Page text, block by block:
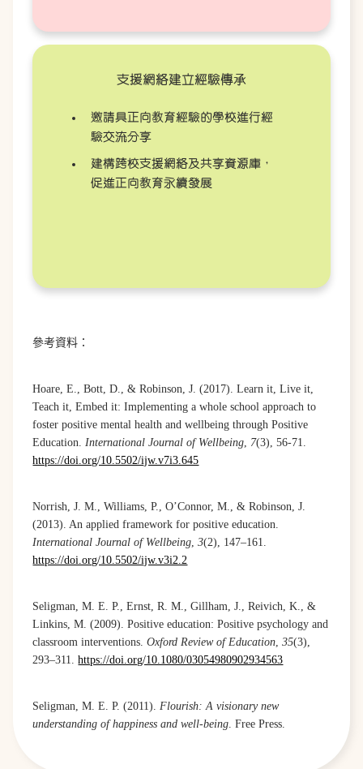
支援網絡建立經驗傳承
邀請具正向教育經驗的學校進行經
驗交流分享
建構跨校支援網絡及共享資源庫，
促進正向教育永續發展
參考資料：
Hoare, E., Bott, D., & Robinson, J. (2017). Learn it, Live it,
Teach it, Embed it: Implementing a whole school approach to
foster positive mental health and wellbeing through Positive
Education. International Journal of Wellbeing 7(3), 56-71.
https://doi.org/10.5502/ijw.v7i3.645
Norrish, J. M., Williams, P., O’Connor, M., & Robinson, J.
(2013). An applied framework for positive education.
International Journal of Wellbeing ,3(2), 147–161.
https://doi.org/10.5502/ijw.v3i2.2
Seligman, M. E. P., Ernst, R. M., Gillham, J., Reivich, K., &
Linkins, M. (2009). Positive education: Positive psychology and
classroom interventions.Oxford Review of Education ,35(3),
293–311.https://doi.org/10.1080/03054980902934563
Seligman, M. E. P. (2011). Flourish: A visionary new
understanding of happiness and well-being . Free Press.